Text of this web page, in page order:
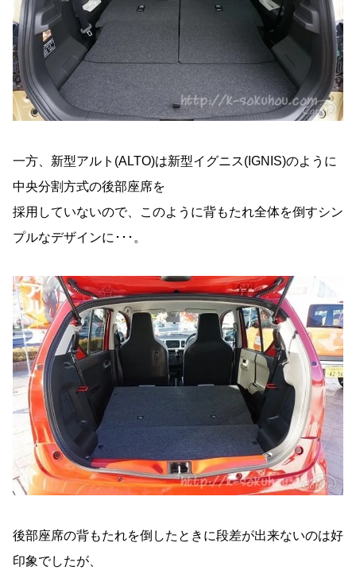
一方、新型アルト(ALTO)は新型イグニス(IGNIS)のように
中央分割方式の後部座席を
採用していないので、このように背もたれ全体を倒すシン
プルなデザインに･･･。
後部座席の背もたれを倒したときに段差が出来ないのは好
印象でしたが、